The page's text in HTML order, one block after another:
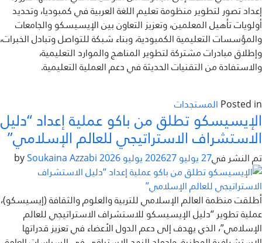
إعداد تصور لتطوير منظومة تعليم اللغة العربية في كمبوديا، وتحديد
أولويات تأهيل المعلمين، وتعزيز التعاون بين الإيسيسكو والجامعات
والمؤسسات التعليمية الكمبودية، وبناء شبكة للتواصل وتبادل الخبرات،
وإطلاق مبادرات مشتركة لتطوير المناهج والموارد التعليمية،
والاستفادة من التقنيات الحديثة في دعم العملية التعليمية.
Posted in المستجدات
الإيسيسكو تطلق من باكو عملية إعداد “دليل
الاستشراف الاستراتيجي للعالم الإسلامي”
تم النشر في27 يوليو 2026 27 يوليو 2026 Soukaina Azzabi
أطلقت منظمة العالم الإسلامي للتربية والعلوم والثقافة (إيسيسكو)،
عملية تطوير “دليل الإيسيسكو للاستشراف الاستراتيجي للعالم
الإسلامي”، الذي يهدف إلى دعم الدول الأعضاء في تعزيز قدراتها